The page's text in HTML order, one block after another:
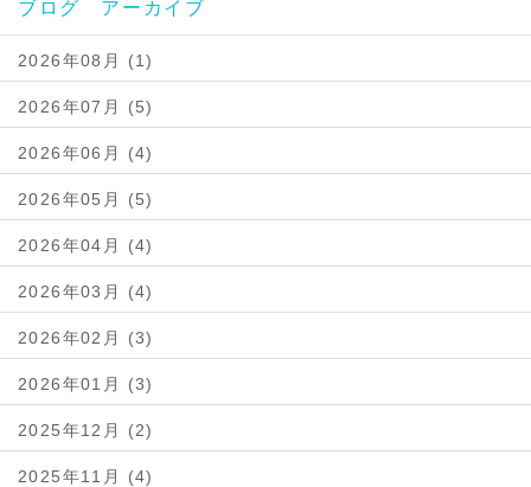
ブログ アーカイブ
2026年08月 (1)
2026年07月 (5)
2026年06月 (4)
2026年05月 (5)
2026年04月 (4)
2026年03月 (4)
2026年02月 (3)
2026年01月 (3)
2025年12月 (2)
2025年11月 (4)